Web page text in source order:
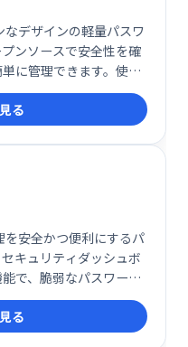
デザインの軽量パスワ
ンソースで安全性を確
に管理できます。使い
を両立した、安心でき
ンです。
る
安全かつ便利にするパ
キュリティダッシュボ
で、脆弱なパスワード
ます。無料版は1デバイ
レミアム版は無制限デ
もパスワード保存容量
る